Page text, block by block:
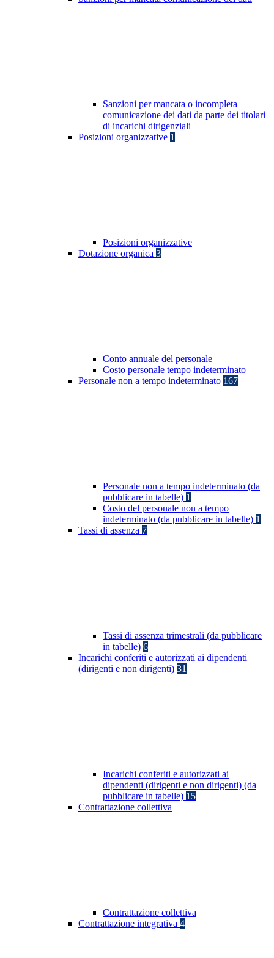
Sanzioni per mancata o incompleta
comunicazione dei dati da parte dei titolari
di incarichi dirigenziali
Posizioni organizzative 1
Posizioni organizzative
Dotazione organica 3
Conto annuale del personale
Costo personale tempo indeterminato
Personale non a tempo indeterminato 167
Personale non a tempo indeterminato (da
pubblicare in tabelle) 1
Costo del personale non a tempo
indeterminato (da pubblicare in tabelle) 1
Tassi di assenza 7
Tassi di assenza trimestrali (da pubblicare
in tabelle) 6
Incarichi conferiti e autorizzati ai dipendenti
(dirigenti e non dirigenti) 31
Incarichi conferiti e autorizzati ai
dipendenti (dirigenti e non dirigenti) (da
pubblicare in tabelle) 15
Contrattazione collettiva
Contrattazione collettiva
Contrattazione integrativa 4